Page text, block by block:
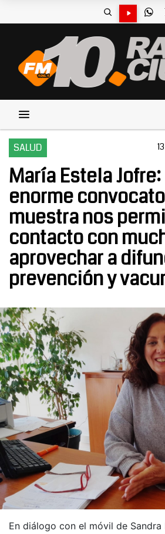
SALUD
María Estela Jofre:
enorme
muestra nos
contacto con
aprovechar a
prevención y
En diálogo con el móvil de Sandra